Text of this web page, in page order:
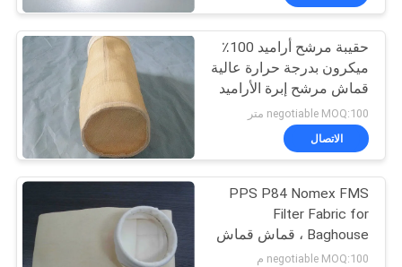
مراقبة
الجودة
اتصل
اطلب
اقتباس
حقيبة مرشح أراميد 100٪
ميكرون بدرجة حرارة عالية
قماش مرشح إبرة الأراميد
negotiable MOQ:100 متر
الاتصال
PPS P84 Nomex FMS
Filter Fabric for
Baghouse ، قماش قماش
بدرجة حرارة عالية
negotiable MOQ:100 م